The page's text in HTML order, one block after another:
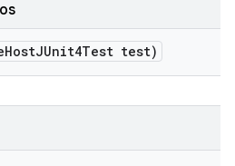
HostJUnit4Test test)